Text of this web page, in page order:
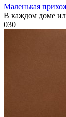
Маленькая
В каждом доме
030